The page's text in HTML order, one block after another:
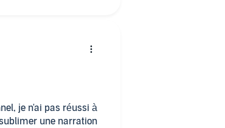
je n'ai pas réussi à
une narration